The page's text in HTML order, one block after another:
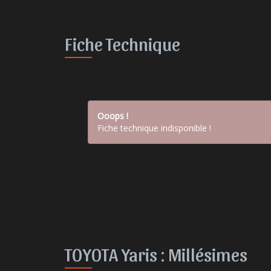
Fiche Technique
Ooops !
Fiche technique indisponible !
TOYOTA Yaris : Millésimes